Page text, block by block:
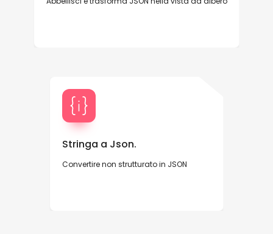
Stringa a Json.
Convertire non strutturato in JSON